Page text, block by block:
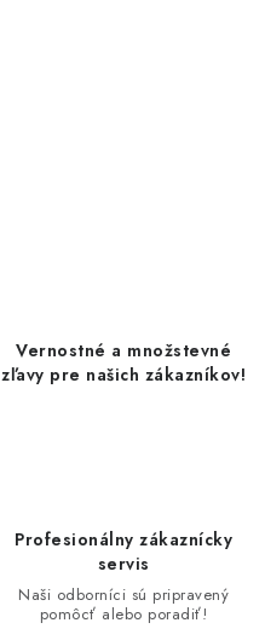
Vernostné a množstevné
zľavy pre našich zákazníkov!
Profesionálny zákaznícky
servis
Naši odborníci sú pripravený
pomôcť alebo poradiť!